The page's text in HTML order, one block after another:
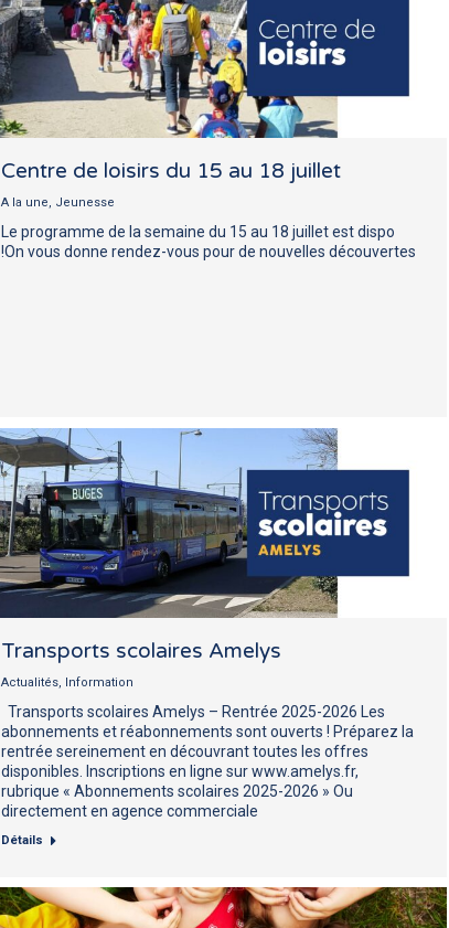
Centre de loisirs du 15 au 18 juillet
A la une Jeunesse
Le programme de la semaine du 15 au 18 juillet est dispo
!On vous donne rendez-vous pour de nouvelles découvertes
Transports scolaires Amelys
Actualités Information
Transports scolaires Amelys – Rentrée 2025-2026 Les
abonnements et réabonnements sont ouverts ! Préparez la
rentrée sereinement en découvrant toutes les offres
disponibles. Inscriptions en ligne sur www.amelys.fr,
rubrique « Abonnements scolaires 2025-2026 » Ou
directement en agence commerciale
Détails